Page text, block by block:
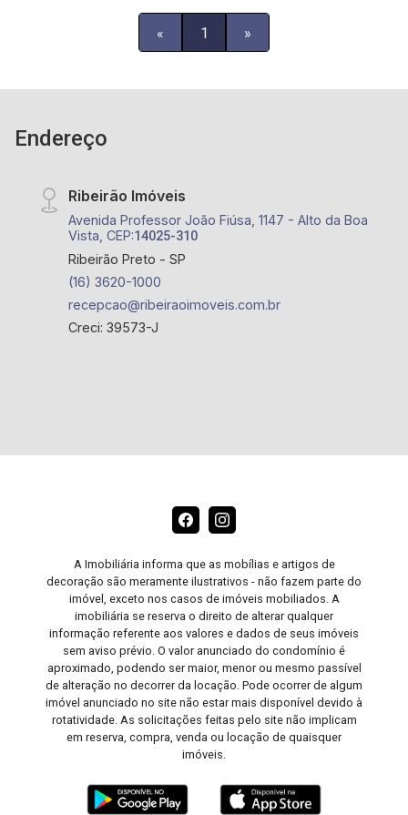
disponíveis nos edifícios: Grand Raya, Jaó, Tiê,
« 1 »
Endereço
Ribeirão Imóveis
Avenida Professor João Fiúsa, 1147 - Alto da Boa
Vista, CEP:14025-310
Ribeirão Preto - SP
(16) 3620-1000
recepcao@ribeiraoimoveis.com.br
Creci: 39573-J
A Imobiliária informa que as mobílias e artigos de
decoração são meramente ilustrativos - não fazem parte do
imóvel, exceto nos casos de imóveis mobiliados. A
imobiliária se reserva o direito de alterar qualquer
informação referente aos valores e dados de seus imóveis
sem aviso prévio. O valor anunciado do condomínio é
aproximado, podendo ser maior, menor ou mesmo passível
de alteração no decorrer da locação. Pode ocorrer de algum
imóvel anunciado no site não estar mais disponível devido à
rotatividade. As solicitações feitas pelo site não implicam
em reserva, compra, venda ou locação de quaisquer
imóveis.